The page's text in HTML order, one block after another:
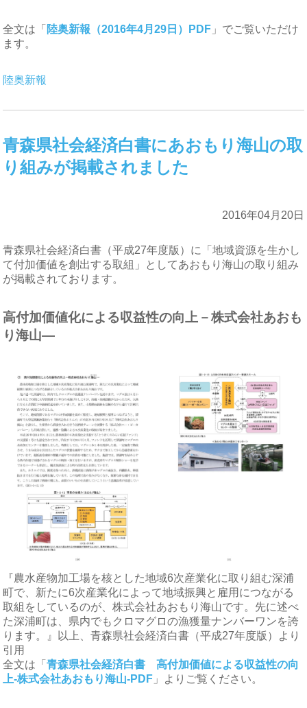
全文は「 陸奥新報（2016年4月29日）PDF 」でご覧いただけ
ます。
陸奥新報
青森県社会経済白書にあおもり海山の取
り組みが掲載されました
2016年04月20日
青森県社会経済白書（平成27年度版）に「地域資源を生かし
て付加価値を創出する取組」としてあおもり海山の取り組み
が掲載されております。
高付加価値化による収益性の向上－株式会社あおも
り海山―
『農水産物加工場を核とした地域6次産業化に取り組む深浦
町で、新たに6次産業化によって地域振興と雇用につながる
取組をしているのが、株式会社あおもり海山です。先に述べ
た深浦町は、県内でもクロマグロの漁獲量ナンバーワンを誇
ります。』以上、青森県社会経済白書（平成27年度版）より
引用
全文は「青森県社会経済白書 高付加価値による収益性の向
上-株式会社あおもり海山-PDF 」よりご覧ください。